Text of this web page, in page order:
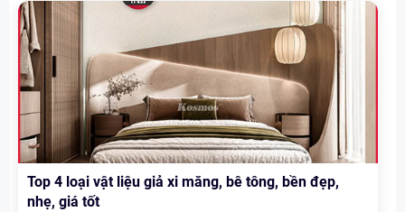
Top 4 loại vật liệu giả xi măng, bê tông, bền đẹp,
nhẹ, giá tốt